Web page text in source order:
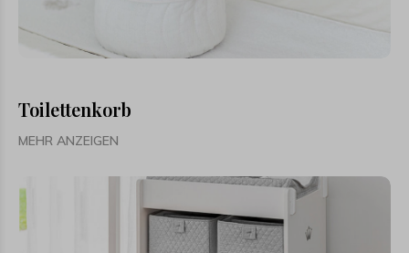
Toilettenkorb
MEHR ANZEIGEN